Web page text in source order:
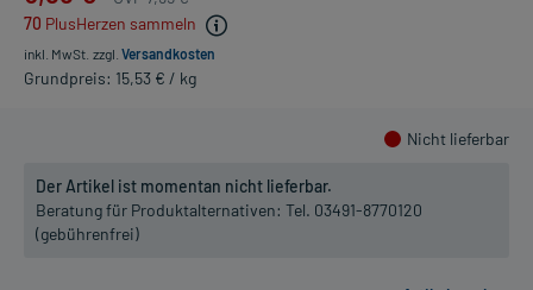
70 PlusHerzen sammeln
inkl. MwSt. zzgl. Versandkosten
Grundpreis: 15,53 € / kg
Nicht lieferbar
Der Artikel ist momentan nicht lieferbar.
Beratung für Produktalternativen: Tel. 03491-8770120
(gebührenfrei)